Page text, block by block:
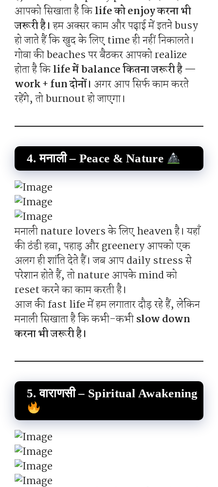
आपको सिखाता है किlife को enjoy करना भी
जरूरी है।हम अक्सर काम और पढ़ाई में इतने busy
हो जाते हैं कि खुद के लिए time ही नहीं निकालते।
गोवा की beaches पर बैठकर आपको realize
होता है किlife में balance कितना जरूरी है —
work + fun दोनों। अगर आप सिर्फ काम करते
रहेंगे, तो burnout हो जाएगा।
4. मनाली – Peace & Nature
मनाली nature lovers के लिए heaven है। यहाँ
की ठंडी हवा, पहाड़ और greenery आपको एक
अलग ही शांति देते हैं। जब आप daily stress से
परेशान होते हैं, तो nature आपके mind को
reset करने का काम करती है।
आज की fast life में हम लगातार दौड़ रहे हैं, लेकिन
मनाली सिखाता है कि कभी-कभीslow down
करना भी जरूरी है।
5. वाराणसी – Spiritual Awakening